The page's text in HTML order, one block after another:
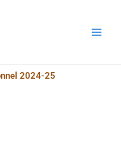
2024-25